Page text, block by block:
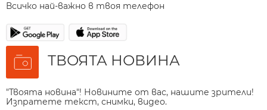
Всичко най-важно в твоя телефон
ТВОЯТА НОВИНА
"Твоята новина"! Новините от вас, нашите зрители!
Изпратете текст, снимки, видео.